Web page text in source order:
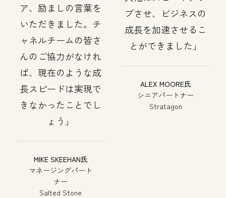
ア、励ましの言葉を
いただきました。チ
ャネルチームの皆さ
んのご協力がなけれ
ば、現在のような成
長スピードは実現で
きなかったことでし
ょう
MIKE SKEEHAN氏
マネージングパート
ナー
Salted Stone
プさせ、ビジネスの
成長を加速させるこ
とができました
ALEX MOORE氏
シニアパートナー
Stratagon